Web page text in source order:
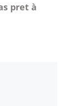
pret à